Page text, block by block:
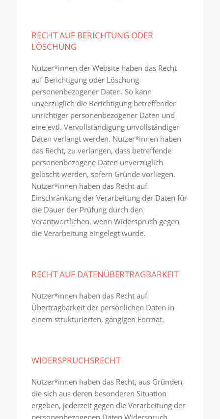
RECHT AUF BERICHTUNG ODER
LÖSCHUNG
Nutzer*innen der Website haben das Recht
auf Berichtigung oder Löschung
personenbezogener Daten. So kann
unverzüglich die Berichtigung betreffender
unrichtiger personenbezogener Daten und
eine evtl. Vervollständigung unvollständiger
Daten verlangt werden. Nutzer*innen haben
das Recht, zu verlangen, dass betreffende
personenbezogene Daten unverzüglich
gelöscht werden, sofern Gründe vorliegen.
Nutzer*innen haben das Recht auf
Einschränkung der Verarbeitung der Daten für
die Dauer der Prüfung durch den
Verantwortlichen, wenn Widerspruch gegen
die Verarbeitung eingelegt wurde.
RECHT AUF DATENÜBERTRAGBARKEIT
Nutzer*innen haben das Recht auf
Übertragbarkeit der persönlichen Daten in
einem strukturierten, gängigen Format.
WIDERSPRUCHSRECHT
Nutzer*innen haben das Recht, aus Gründen,
die sich aus deren besonderen Situation
ergeben, jederzeit gegen die Verarbeitung der